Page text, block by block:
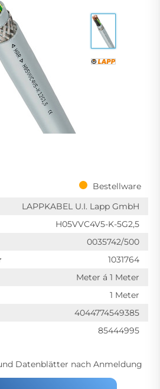
Bestellware
LAPPKABEL U.I. Lapp GmbH
H05VVC4V5-K-5G2,5
0035742/500
1031764
Meter á 1 Meter
1 Meter
4044774549385
85444995
Datenblätter nach Anmeldung